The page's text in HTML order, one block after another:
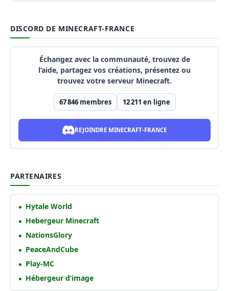
DISCORD DE MINECRAFT-FRANCE
Échangez avec la communauté, trouvez de
l’aide, partagez vos créations, présentez ou
trouvez votre serveur Minecraft.
67 846membres 12 211 en ligne
REJOINDRE MINECRAFT-FRANCE
PARTENAIRES
Hytale World
Hebergeur Minecraft
NationsGlory
PeaceAndCube
Play-MC
Hébergeur d’image